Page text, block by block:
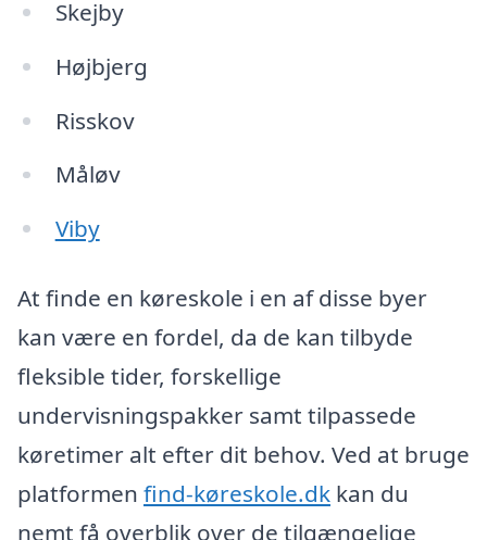
Skejby
Højbjerg
Risskov
Måløv
Viby
At finde en køreskole i en af disse byer
kan være en fordel, da de kan tilbyde
fleksible tider, forskellige
undervisningspakker samt tilpassede
køretimer alt efter dit behov. Ved at bruge
platformen find-køreskole.dk kan du
nemt få overblik over de tilgængelige